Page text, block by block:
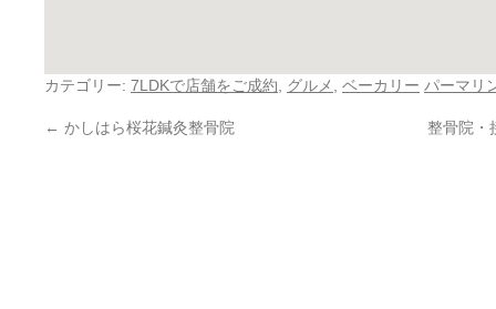
カテゴリー: 7LDKで店舗をご成約 グルメ ベーカリー パーマリ
← かしはら桜花鍼灸整骨院 整骨院